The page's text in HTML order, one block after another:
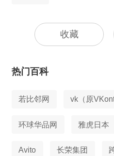
收藏
热门百科
若比邻网 vk（原
环球华品网 雅虎日本
Avito 长荣集团